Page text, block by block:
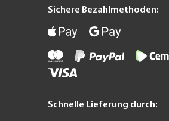
Sichere Bezahlmethoden:
Schnelle Lieferung durch: